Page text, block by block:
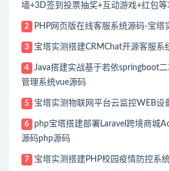
墙+3D签到投票抽奖+互动游戏+红包等
2 PHP网页版在线客服系统源码-宝塔
3 宝塔实测搭建CRMChat开源客服系
4
Java搭建实战基于若依springboot
管理系统vue源码
5 宝塔实测物联网平台云监控WEB设
6
php宝塔搭建部署Laravel跨境商城
源码php源码
7 宝塔实测搭建PHP校园疫情防控系